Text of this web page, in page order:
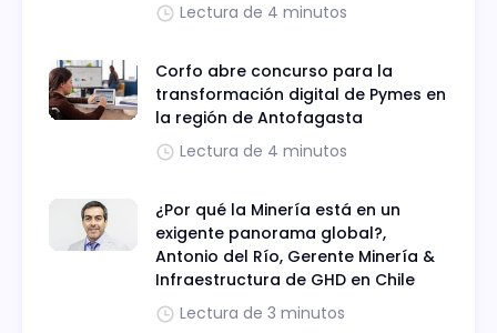
Lectura de 4 minutos
Corfo abre concurso para la
transformación digital de Pymes en
la región de Antofagasta
Lectura de 4 minutos
¿Por qué la Minería está en un
exigente panorama global?,
Antonio del Río, Gerente Minería &
Infraestructura de GHD en Chile
Lectura de 3 minutos